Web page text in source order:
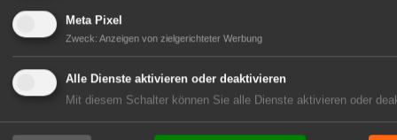
Meta Pixel
Zweck: Anzeigen von zielgerichteter Werbung
Alle Dienste aktivieren oder deaktivieren
Mit diesem Schalter können Sie alle Dienste aktivieren oder